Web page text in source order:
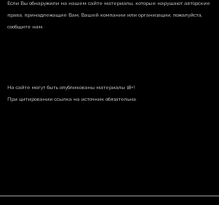
Если Вы обнаружили на нашем сайте материалы, которые нарушают авторские
права, принадлежащие Вам, Вашей компании или организации, пожалуйста,
сообщите нам.
На сайте могут быть опубликованы материалы 18+!
При цитировании ссылка на источник обязательна.